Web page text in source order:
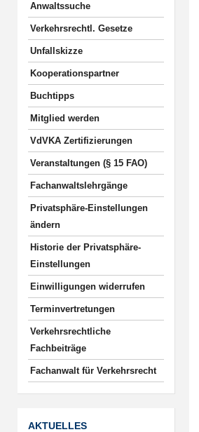
Anwaltssuche
Verkehrsrechtl. Gesetze
Unfallskizze
Kooperationspartner
Buchtipps
Mitglied werden
VdVKA Zertifizierungen
Veranstaltungen (§ 15 FAO)
Fachanwaltslehrgänge
Privatsphäre-Einstellungen
ändern
Historie der Privatsphäre-
Einstellungen
Einwilligungen widerrufen
Terminvertretungen
Verkehrsrechtliche
Fachbeiträge
Fachanwalt für Verkehrsrecht
AKTUELLES